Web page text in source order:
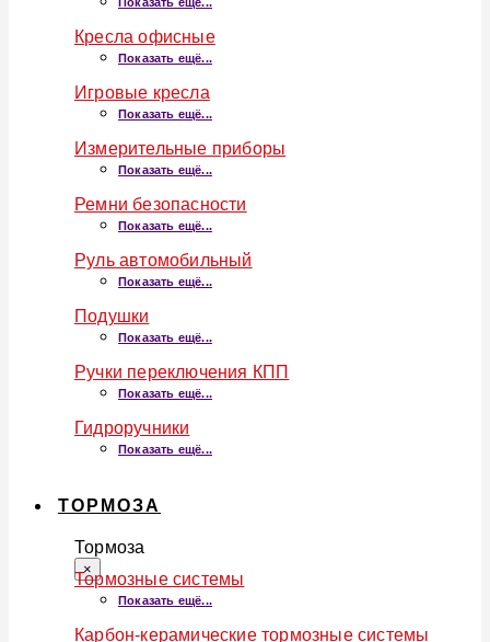
Кресла офисные
Показать ещё...
Игровые кресла
Показать ещё...
Измерительные приборы
Показать ещё...
Ремни безопасности
Показать ещё...
Руль автомобильный
Показать ещё...
Подушки
Показать ещё...
Ручки переключения КПП
Показать ещё...
Гидроручники
Показать ещё...
ТОРМОЗА
Тормоза
×
Тормозные системы
Показать ещё...
Карбон-керамические тормозные системы